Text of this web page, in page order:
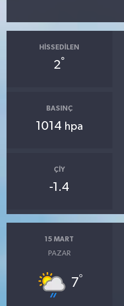
HISSEDILEN
2°
BASINÇ
1014 hpa
ÇIY
-1.4
15 MART
PAZAR
7°